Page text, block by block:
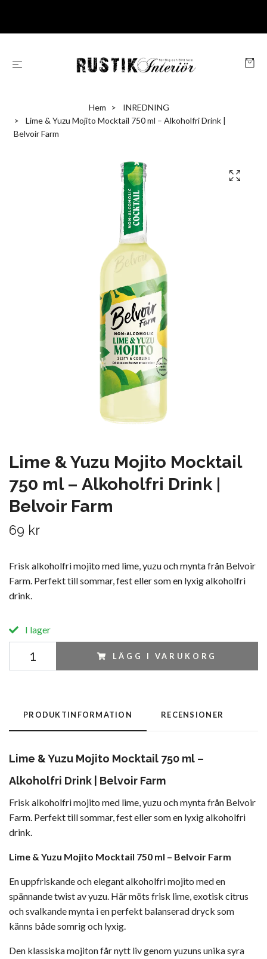
Hem
INREDNING
Lime & Yuzu Mojito Mocktail 750 ml – Alkoholfri Drink |
Belvoir Farm
Lime & Yuzu Mojito Mocktail
750 ml – Alkoholfri Drink |
Belvoir Farm
69 kr
Frisk alkoholfri mojito med lime, yuzu och mynta från Belvoir
Farm. Perfekt till sommar, fest eller som en lyxig alkoholfri
drink.
I lager
LÄGG I VARUKORG
PRODUKTINFORMATION RECENSIONER
Lime & Yuzu Mojito Mocktail 750 ml –
Alkoholfri Drink | Belvoir Farm
Frisk alkoholfri mojito med lime, yuzu och mynta från Belvoir
Farm. Perfekt till sommar, fest eller som en lyxig alkoholfri
drink.
Lime & Yuzu Mojito Mocktail 750 ml – Belvoir Farm
En uppfriskande och elegant alkoholfri mojito med en
spännande twist av yuzu. Här möts frisk lime, exotisk citrus
och svalkande mynta i en perfekt balanserad dryck som
känns både somrig och lyxig.
Den klassiska mojiton får nytt liv genom yuzuns unika syra